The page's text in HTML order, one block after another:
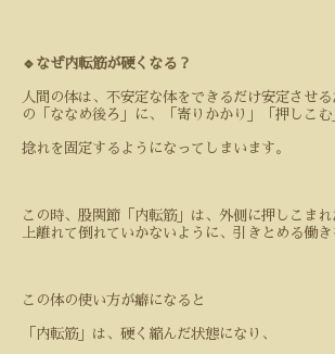
🔹なぜ内転筋が硬くなる？
人間の体は、不安定な体をできるだけ安定させ
の「ななめ後ろ」に、「寄りかかり」「押しこむ
捻れを固定するようになってしまいます。
この時、股関節「内転筋」は、外側に押しこま
上離れて倒れていかないように、引きとめる働き
この体の使い方が癖になると
「内転筋」は、硬く縮んだ状態になり、